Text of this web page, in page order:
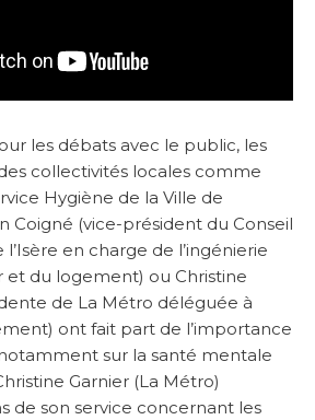
les débats avec le public, les
collectivités locales comme
Hygiène de la Ville de
Coigné (vice-président du Conseil
en charge de l’ingénierie
et du logement) ou Christine
de La Métro déléguée à
ont fait part de l’importance
sur la santé mentale
Garnier (La Métro)
de son service concernant les